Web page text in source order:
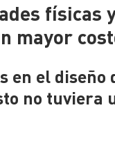
físicas
mayor
en el diseño
no tuviera